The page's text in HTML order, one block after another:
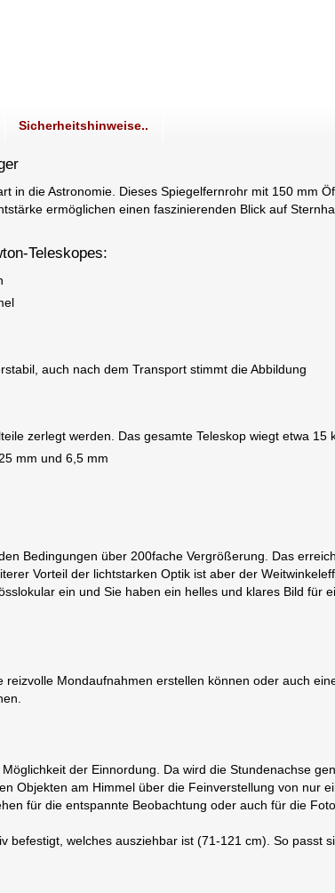
Sicherheitshinweise..
in die Astronomie. Dieses Spiegelfernrohr mit 150 mm
ermöglichen einen faszinierenden Blick auf
Teleskopes:
auch nach dem Transport stimmt die Abbildung
zerlegt werden. Das gesamte Teleskop wiegt etwa 15
mm und 6,5 mm
Bedingungen über 200fache Vergrößerung. Das
Vorteil der lichtstarken Optik ist aber der
ein und Sie haben ein helles und klares Bild für
Mondaufnahmen erstellen können oder auch
der Einnordung. Da wird die Stundenachse
Objekten am Himmel über die Feinverstellung von nur
für die entspannte Beobachtung oder auch für die
welches ausziehbar ist (71-121 cm). So passt